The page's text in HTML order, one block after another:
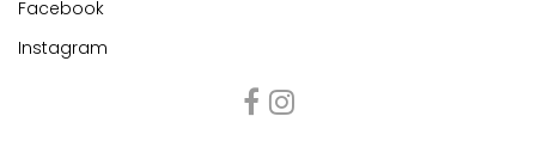
Facebook
Instagram